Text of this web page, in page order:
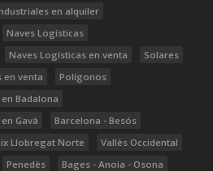
en alquiler
Naves Logísticas
Naves Logísticas en venta
Solares
en venta
Polígonos
Badalona
Gavà
Barcelona - Besós
Llobregat Norte
Vallès Occidental
Penedès
Bages - Anoia - Osona